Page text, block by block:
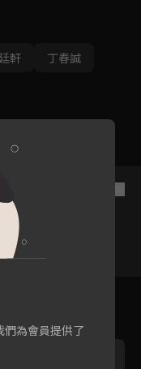
軒
丁春誠
為會員提供了